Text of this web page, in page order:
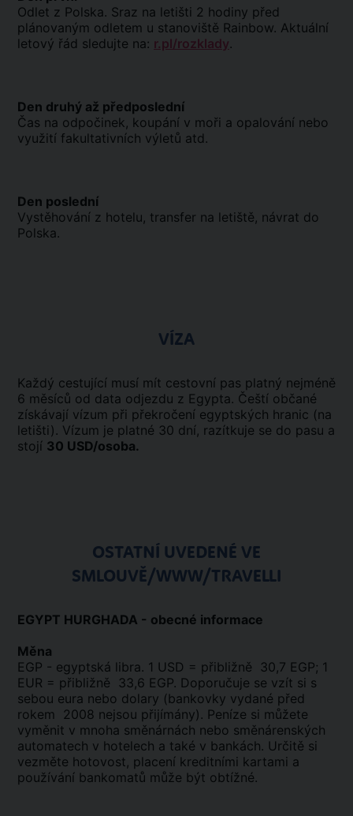
Odlet z Polska. Sraz na letišti 2 hodiny před
plánovaným odletem u stanoviště Rainbow. Aktuální
letový řád sledujte na: r.pl/rozklady.
Den druhý až předposlední
Čas na odpočinek, koupání v moři a opalování nebo
využití fakultativních výletů atd.
Den poslední
Vystěhování z hotelu, transfer na letiště, návrat do
Polska.
VÍZA
Každý cestující musí mít cestovní pas platný nejméně
6 měsíců od data odjezdu z Egypta. Čeští občané
získávají vízum při překročení egyptských hranic (na
letišti). Vízum je platné 30 dní, razítkuje se do pasu a
stojí 30 USD/osoba.
OSTATNÍ UVEDENÉ VE
SMLOUVĚ/WWW/TRAVELLI
EGYPT HURGHADA - obecné informace
Měna
EGP - egyptská libra. 1 USD = přibližně 30,7 EGP; 1
EUR = přibližně 33,6 EGP. Doporučuje se vzít si s
sebou eura nebo dolary (bankovky vydané před
rokem 2008 nejsou přijímány). Peníze si můžete
vyměnit v mnoha směnárnách nebo směnárenských
automatech v hotelech a také v bankách. Určitě si
vezměte hotovost, placení kreditními kartami a
používání bankomatů může být obtížné.